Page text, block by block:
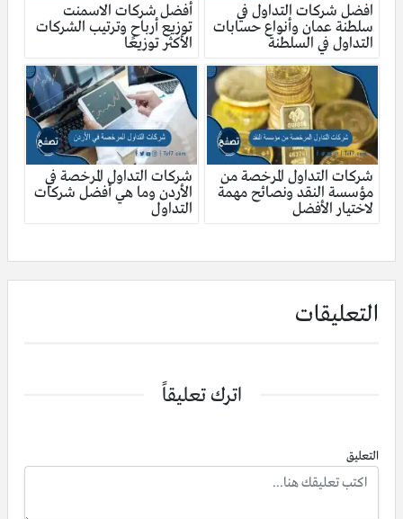
افضل شركات التداول في
سلطنة عمان وأنواع حسابات
التداول في السلطنة
أفضل شركات الاسمنت
توزيع أرباح وترتيب الشركات
الأكثر توزيعًا
شركات التداول المرخصة من
مؤسسة النقد ونصائح مهمة
لاختيار الأفضل
شركات التداول المرخصة في
الأردن وما هي أفضل شركات
التداول
التعليقات
اترك تعليقاً
التعليق